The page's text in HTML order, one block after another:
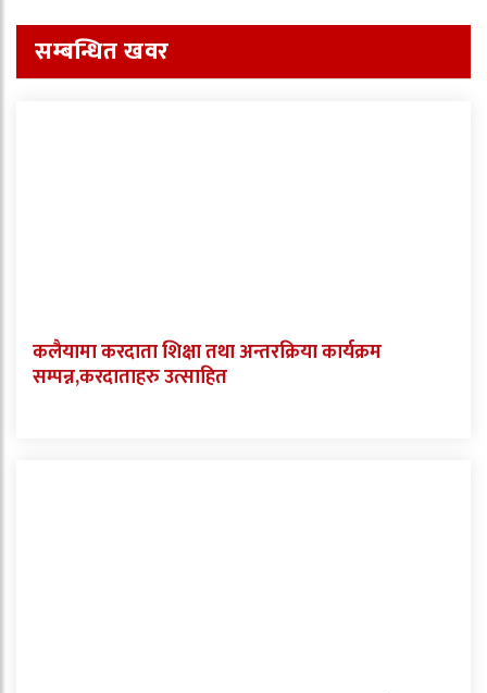
सम्बन्धित खवर
कलैयामा करदाता शिक्षा तथा अन्तरक्रिया कार्यक्रम
सम्पन्न,करदाताहरु उत्साहित